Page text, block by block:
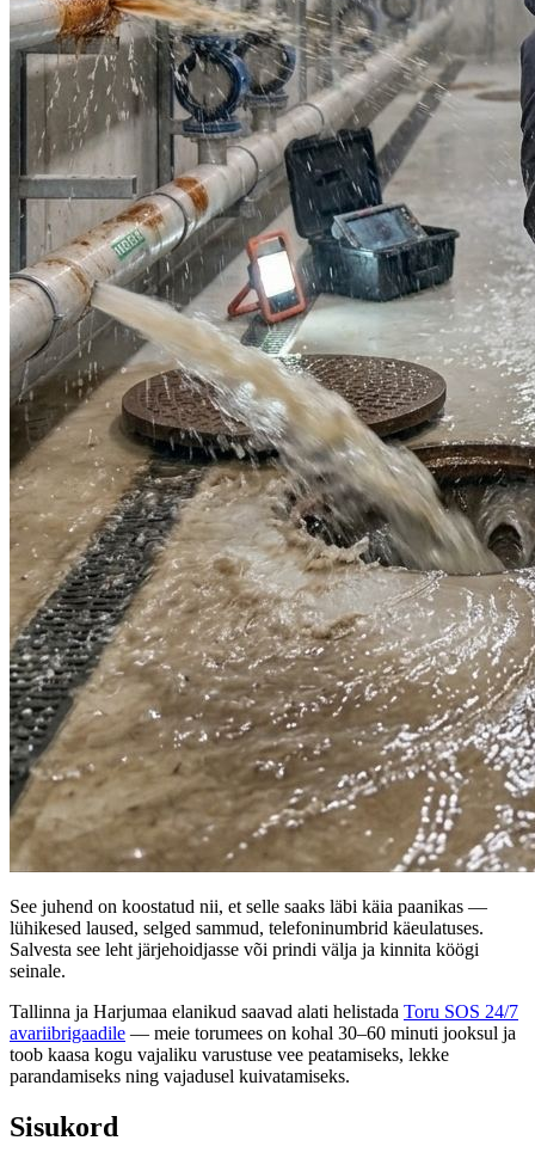
See juhend on koostatud nii, et selle saaks läbi käia paanikas —
lühikesed laused, selged sammud, telefoninumbrid käeulatuses.
Salvesta see leht järjehoidjasse või prindi välja ja kinnita köögi
seinale.
Tallinna ja Harjumaa elanikud saavad alati helistada Toru SOS 24/7
avariibrigaadile — meie torumees on kohal 30–60 minuti jooksul ja
toob kaasa kogu vajaliku varustuse vee peatamiseks, lekke
parandamiseks ning vajadusel kuivatamiseks.
Sisukord